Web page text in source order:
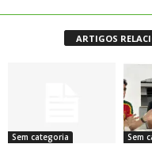
ARTIGOS
Sem categoria Sem